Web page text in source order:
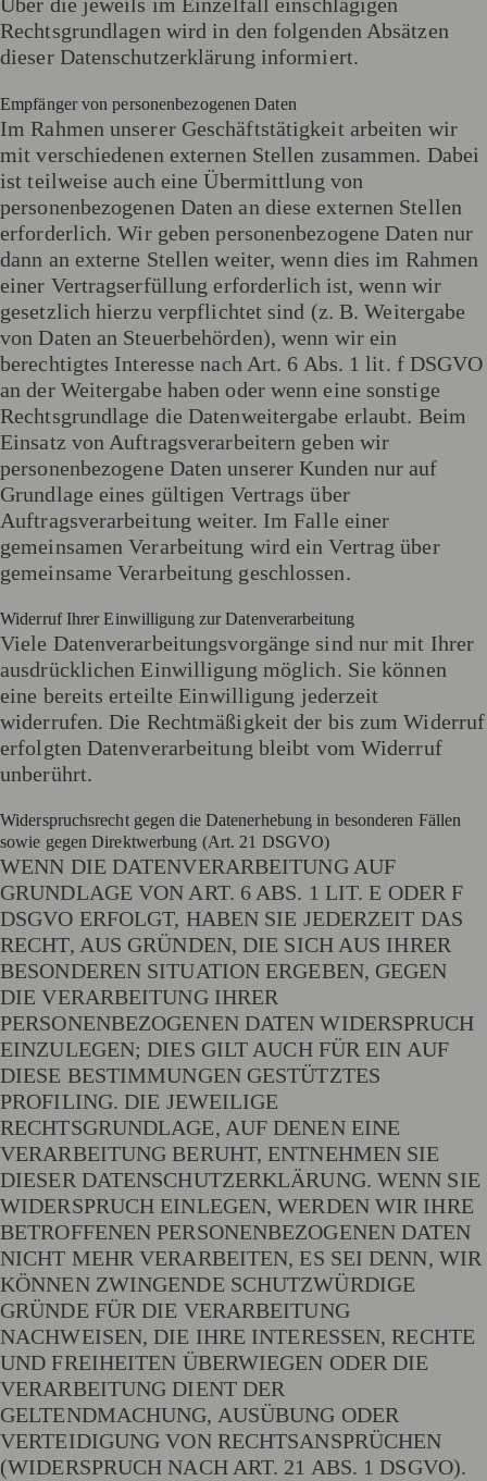
Rechtsgrundlagen wird in den folgenden Absätzen
dieser Datenschutzerklärung informiert.
Empfänger von personenbezogenen Daten
Im Rahmen unserer Geschäftstätigkeit arbeiten wir
mit verschiedenen externen Stellen zusammen. Dabei
ist teilweise auch eine Übermittlung von
personenbezogenen Daten an diese externen Stellen
erforderlich. Wir geben personenbezogene Daten nur
dann an externe Stellen weiter, wenn dies im Rahmen
einer Vertragserfüllung erforderlich ist, wenn wir
gesetzlich hierzu verpflichtet sind (z. B. Weitergabe
von Daten an Steuerbehörden), wenn wir ein
berechtigtes Interesse nach Art. 6 Abs. 1 lit. f DSGVO
an der Weitergabe haben oder wenn eine sonstige
Rechtsgrundlage die Datenweitergabe erlaubt. Beim
Einsatz von Auftragsverarbeitern geben wir
personenbezogene Daten unserer Kunden nur auf
Grundlage eines gültigen Vertrags über
Auftragsverarbeitung weiter. Im Falle einer
gemeinsamen Verarbeitung wird ein Vertrag über
gemeinsame Verarbeitung geschlossen.
Widerruf Ihrer Einwilligung zur Datenverarbeitung
Viele Datenverarbeitungsvorgänge sind nur mit Ihrer
ausdrücklichen Einwilligung möglich. Sie können
eine bereits erteilte Einwilligung jederzeit
widerrufen. Die Rechtmäßigkeit der bis zum Widerruf
erfolgten Datenverarbeitung bleibt vom Widerruf
unberührt.
Widerspruchsrecht gegen die Datenerhebung in besonderen Fällen
sowie gegen Direktwerbung (Art. 21 DSGVO)
WENN DIE DATENVERARBEITUNG AUF
GRUNDLAGE VON ART. 6 ABS. 1 LIT. E ODER F
DSGVO ERFOLGT, HABEN SIE JEDERZEIT DAS
RECHT, AUS GRÜNDEN, DIE SICH AUS IHRER
BESONDEREN SITUATION ERGEBEN, GEGEN
DIE VERARBEITUNG IHRER
PERSONENBEZOGENEN DATEN WIDERSPRUCH
EINZULEGEN; DIES GILT AUCH FÜR EIN AUF
DIESE BESTIMMUNGEN GESTÜTZTES
PROFILING. DIE JEWEILIGE
RECHTSGRUNDLAGE, AUF DENEN EINE
VERARBEITUNG BERUHT, ENTNEHMEN SIE
DIESER DATENSCHUTZERKLÄRUNG. WENN SIE
WIDERSPRUCH EINLEGEN, WERDEN WIR IHRE
BETROFFENEN PERSONENBEZOGENEN DATEN
NICHT MEHR VERARBEITEN, ES SEI DENN, WIR
KÖNNEN ZWINGENDE SCHUTZWÜRDIGE
GRÜNDE FÜR DIE VERARBEITUNG
NACHWEISEN, DIE IHRE INTERESSEN, RECHTE
UND FREIHEITEN ÜBERWIEGEN ODER DIE
VERARBEITUNG DIENT DER
GELTENDMACHUNG, AUSÜBUNG ODER
VERTEIDIGUNG VON RECHTSANSPRÜCHEN
(WIDERSPRUCH NACH ART. 21 ABS. 1 DSGVO).